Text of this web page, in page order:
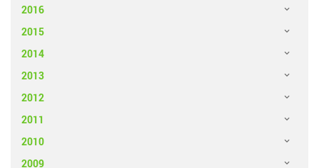
2016
2015
2014
2013
2012
2011
2010
2009